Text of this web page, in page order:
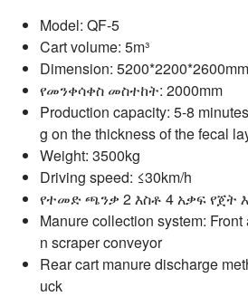
Model: QF-5
Cart volume: 5m³
Dimension: 5200*2200*2600mm
የመንቀሳቀስ መስተከት: 2000mm
Production capacity: 5-8
g on the thickness of the fecal
Weight: 3500kg
Driving speed: ≤30km/h
የተመድ ጫንቃ 2 እስቶ 4 አቃፍ የጀት
Manure collection system:
n scraper conveyor
Rear cart manure discharge
uck